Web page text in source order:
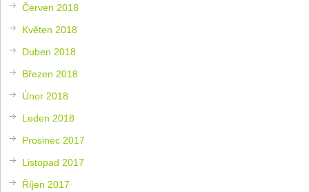
Červen 2018
Květen 2018
Duben 2018
Březen 2018
Únor 2018
Leden 2018
Prosinec 2017
Listopad 2017
Říjen 2017